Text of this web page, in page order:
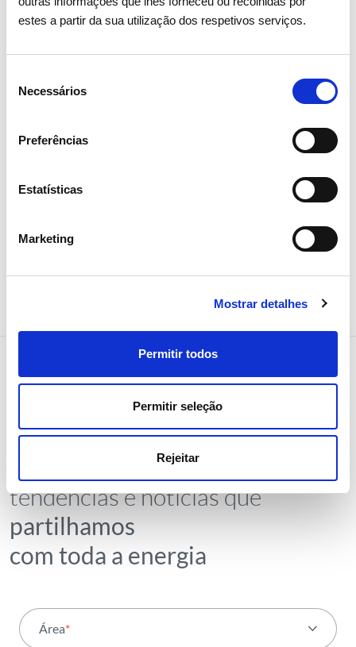
estes a partir da sua utilização dos respetivos serviços.
Necessários
Preferências
Estatísticas
Marketing
Mostrar detalhes
Permitir todos
Permitir seleção
Rejeitar
Assembleia Geral de Acionistas
com larga maioria
Investidores
Receba todos os detalhes da
tendências e notícias que
partilhamos
com toda a energia
Área*